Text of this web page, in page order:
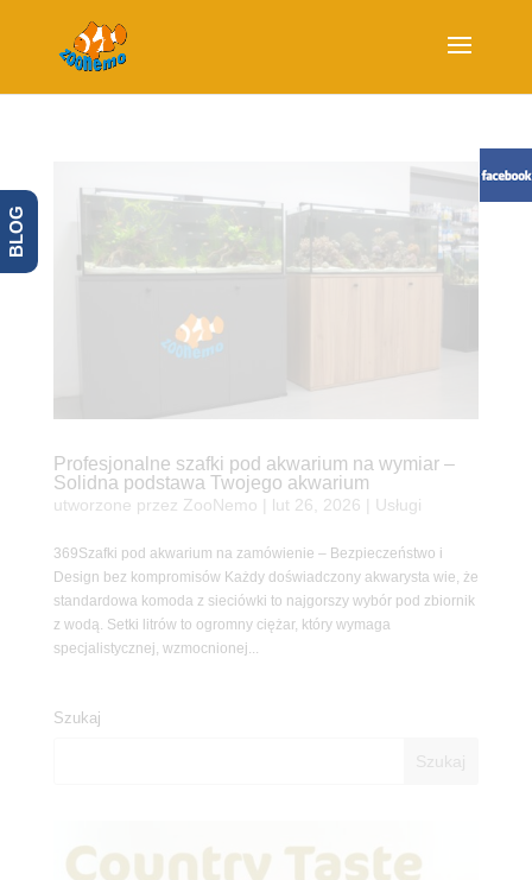
Profesjonalne szafki pod akwarium na wymiar –
Solidna podstawa Twojego akwarium
utworzone przez ZooNemo lut 26, 2026 Usługi
369Szafki pod akwarium na zamówienie – Bezpieczeństwo i
Design bez kompromisów Każdy doświadczony akwarysta wie, że
standardowa komoda z sieciówki to najgorszy wybór pod zbiornik
z wodą. Setki litrów to ogromny ciężar, który wymaga
specjalistycznej, wzmocnionej...
Szukaj
BLOG